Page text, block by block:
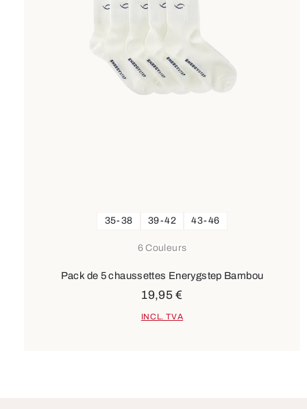
6 Couleurs
35-38 39-42 43-46
Pack de 5 chaussettes Enerygstep Bambou
19,95 €
INCL. TVA